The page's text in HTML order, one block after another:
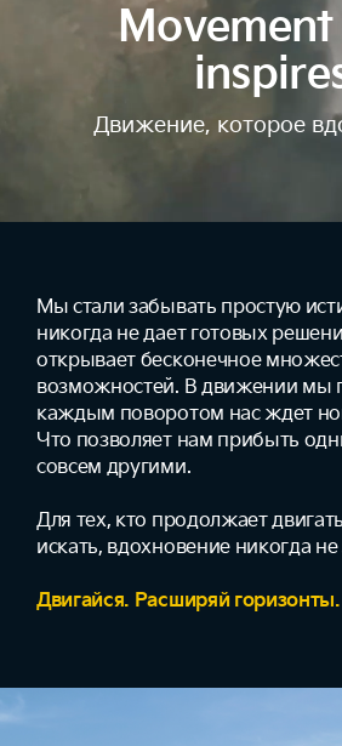
Движение, которое
Мы стали забывать простую
никогда не дает готовых
открывает бесконечное
возможностей. В движении мы
каждым поворотом нас ждет
Что позволяет нам прибыть
совсем другими.
Для тех, кто продолжает
искать, вдохновение никогда не
Двигайся. Расширяй